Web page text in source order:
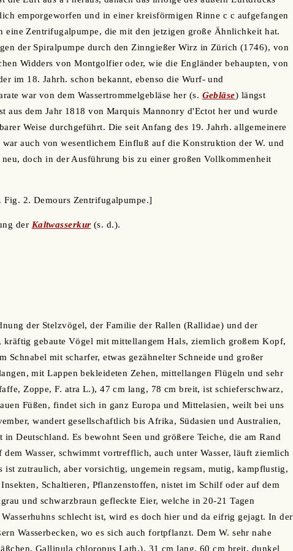
emporgeworfen und in einer kreisförmigen Rinne c c aufgefangen
eine Zentrifugalpumpe, die mit den jetzigen große Ähnlichkeit hat.
der Spiralpumpe durch den Zinngießer Wirz in Zürich (1746), von
Widders von Montgolfier oder, wie die Engländer behaupten, von
im 18. Jahrh. schon bekannt, ebenso die Wurf- und
war von dem Wassertrommelgebläse her (s. Gebläse) längst
aus dem Jahr 1818 von Marquis Mannonry d'Ectot her und wurde
Weise durchgeführt. Die seit Anfang des 19. Jahrh. allgemeinere
war auch von wesentlichem Einfluß auf die Konstruktion der W. und
doch in der Ausführung bis zu einer großen Vollkommenheit
2. Demours Zentrifugalpumpe.]
der Kaltwasserkur (s. d.).
der Stelzvögel, der Familie der Rallen (Rallidae) und der
gebaute Vögel mit mittellangem Hals, ziemlich großem Kopf,
Schnabel mit scharfer, etwas gezähnelter Schneide und großer
mit Lappen bekleideten Zehen, mittellangen Flügeln und sehr
Zoppe, F. atra L.), 47 cm lang, 78 cm breit, ist schieferschwarz,
Füßen, findet sich in ganz Europa und Mittelasien, weilt bei uns
wandert gesellschaftlich bis Afrika, Südasien und Australien,
Deutschland. Es bewohnt Seen und größere Teiche, die am Rand
Wasser, schwimmt vortrefflich, auch unter Wasser, läuft ziemlich
ist zutraulich, aber vorsichtig, ungemein regsam, mutig, kampflustig,
Schaltieren, Pflanzenstoffen, nistet im Schilf oder auf dem
und schwarzbraun gefleckte Eier, welche in 20-21 Tagen
schlecht ist, wird es doch hier und da eifrig gejagt. In der
Wasserbecken, wo es sich auch fortpflanzt. Dem W. sehr nahe
Gallinula chloropus Lath.), 31 cm lang, 60 cm breit, dunkel